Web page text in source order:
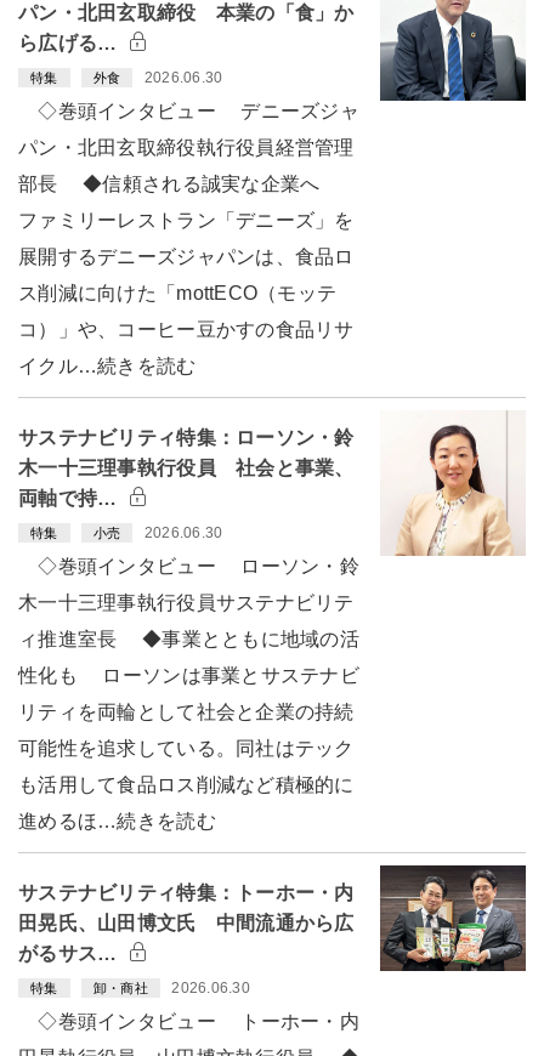
パン・北田玄取締役 本業の「食」か
ら広げる…
特集 外食 2026.06.30
◇巻頭インタビュー デニーズジャ
パン・北田玄取締役執行役員経営管理
部長 ◆信頼される誠実な企業へ
ファミリーレストラン「デニーズ」を
展開するデニーズジャパンは、食品ロ
ス削減に向けた「mottECO（モッテ
コ）」や、コーヒー豆かすの食品リサ
イクル…続きを読む
サステナビリティ特集：ローソン・鈴
木一十三理事執行役員 社会と事業、
両軸で持…
特集 小売 2026.06.30
◇巻頭インタビュー ローソン・鈴
木一十三理事執行役員サステナビリテ
ィ推進室長 ◆事業とともに地域の活
性化も ローソンは事業とサステナビ
リティを両輪として社会と企業の持続
可能性を追求している。同社はテック
も活用して食品ロス削減など積極的に
進めるほ…続きを読む
サステナビリティ特集：トーホー・内
田晃氏、山田博文氏 中間流通から広
がるサス…
特集 卸・商社 2026.06.30
◇巻頭インタビュー トーホー・内